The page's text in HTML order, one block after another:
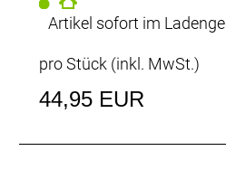
Artikel sofort im
pro Stück (inkl. MwSt.)
44,95 EUR